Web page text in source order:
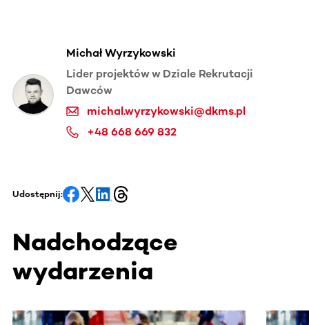
Michał Wyrzykowski
Lider projektów w Dziale Rekrutacji
Dawców
michal.wyrzykowski@dkms.pl
+48 668 669 832
Udostępnij:
Nadchodzące
wydarzenia
Ta sekcja zawiera treści przewijane w poziomie. Użyj